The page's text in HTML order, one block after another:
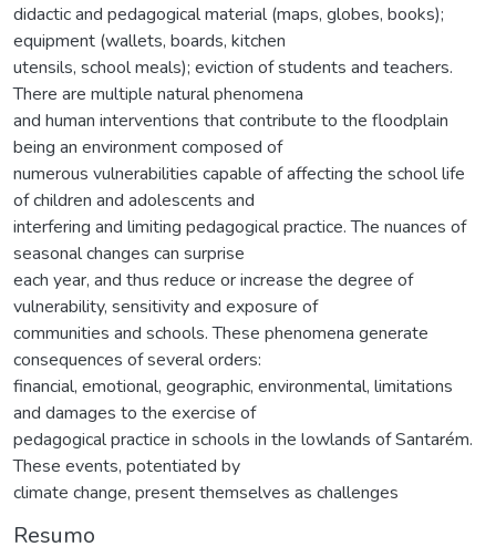
didactic and pedagogical material (maps, globes, books);
equipment (wallets, boards, kitchen
utensils, school meals); eviction of students and teachers.
There are multiple natural phenomena
and human interventions that contribute to the floodplain
being an environment composed of
numerous vulnerabilities capable of affecting the school life
of children and adolescents and
interfering and limiting pedagogical practice. The nuances of
seasonal changes can surprise
each year, and thus reduce or increase the degree of
vulnerability, sensitivity and exposure of
communities and schools. These phenomena generate
consequences of several orders:
financial, emotional, geographic, environmental, limitations
and damages to the exercise of
pedagogical practice in schools in the lowlands of Santarém.
These events, potentiated by
climate change, present themselves as challenges
Resumo